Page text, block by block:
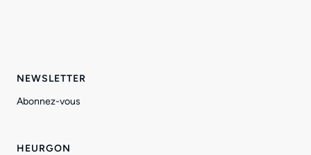
NEWSLETTER
Abonnez-vous
HEURGON